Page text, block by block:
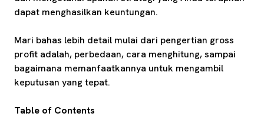
dapat menghasilkan keuntungan.
Mari bahas lebih detail mulai dari pengertian gross
profit adalah, perbedaan, cara menghitung, sampai
bagaimana memanfaatkannya untuk mengambil
keputusan yang tepat.
Table of Contents